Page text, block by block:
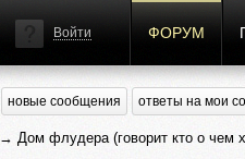
Войти ФОРУМ
новые сообщения ответы на мои
→ Дом флудера (говорит кто о чем